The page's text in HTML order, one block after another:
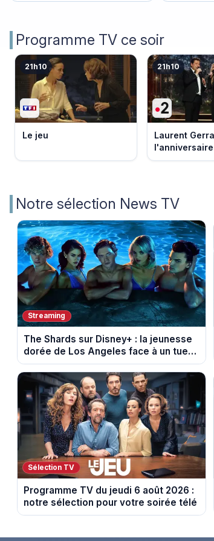
Programme TV ce soir
21h10
Le jeu
21h10
Laurent Gerra,
événement
Notre sélection News TV
Streaming
The Shards sur Disney+ : la jeunesse
dorée de Los Angeles face à un tueur
dans les années 80
Sélection TV
Programme TV du jeudi 6 août 2026 :
notre sélection pour votre soirée télé